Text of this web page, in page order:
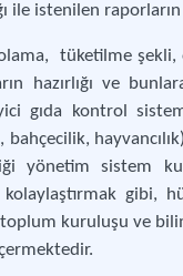
ile istenilen raporların
tüketilme
hazırlığı ve
gıda kontrol
bahçecilik,
yönetim sistem
gibi,
kuruluşu ve